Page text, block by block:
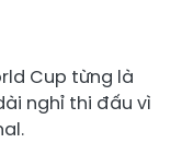
Cup từng là
nghỉ thi đấu vì